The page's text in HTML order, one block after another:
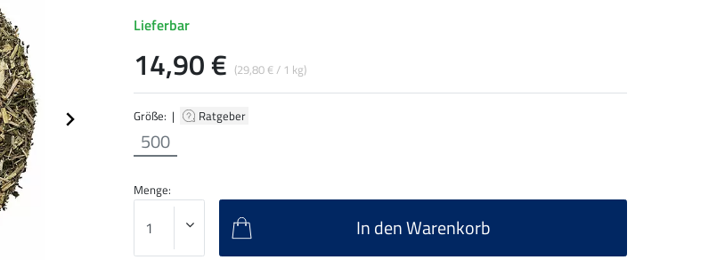
Größe: | Ratgeber
500
Lieferbar
14,90 € (29,80 € / 1 kg)
Menge:
In den Warenkorb